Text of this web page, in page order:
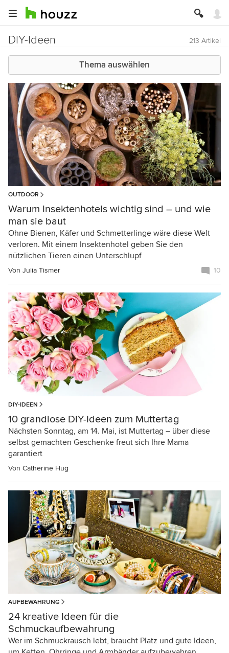
DIY-Ideen 213 Artikel
Thema auswählen
OUTDOOR
Warum Insektenhotels wichtig sind – und wie
man sie baut
Ohne Bienen, Käfer und Schmetterlinge wäre diese Welt
verloren. Mit einem Insektenhotel geben Sie den
nützlichen Tieren einen Unterschlupf
Von Julia Tismer 10
DIY-IDEEN
10 grandiose DIY-Ideen zum Muttertag
Nächsten Sonntag, am 14. Mai, ist Muttertag – über diese
selbst gemachten Geschenke freut sich Ihre Mama
garantiert
Von Catherine Hug
AUFBEWAHRUNG
24 kreative Ideen für die
Schmuckaufbewahrung
Wer im Schmuckrausch lebt, braucht Platz und gute Ideen,